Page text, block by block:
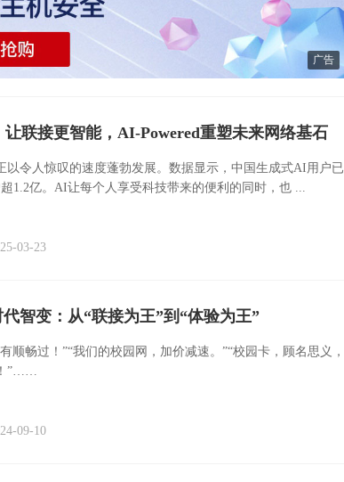
广告
联接更智能，AI-Powered重塑未来网络基石
以令人惊叹的速度蓬勃发展。数据显示，中国生成式AI用户已
1.2亿。AI让每个人享受科技带来的便利的同时，也 ...
03-23
智变：从“联接为王”到“体验为王”
顺畅过！”“我们的校园网，加价减速。”“校园卡，顾名思义，
”……
09-10